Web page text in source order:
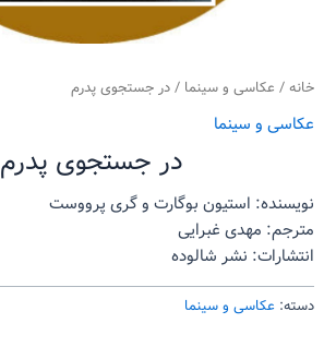
خانه/ عکاسی و سینما / در جستجوی پدرم
عکاسی و سینما
در جستجوی پدرم
نویسنده: استیون بوگارت و گری پرووست
مترجم: مهدی غبرایی
انتشارات: نشر شالوده
دسته: عکاسی و سینما